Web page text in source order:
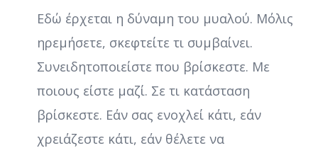
Εδώ έρχεται η δύναμη του μυαλού. Μόλις
ηρεμήσετε, σκεφτείτε τι συμβαίνει.
Συνειδητοποιείστε που βρίσκεστε. Με
ποιους είστε μαζί. Σε τι κατάσταση
βρίσκεστε. Εάν σας ενοχλεί κάτι, εάν
χρειάζεστε κάτι, εάν θέλετε να